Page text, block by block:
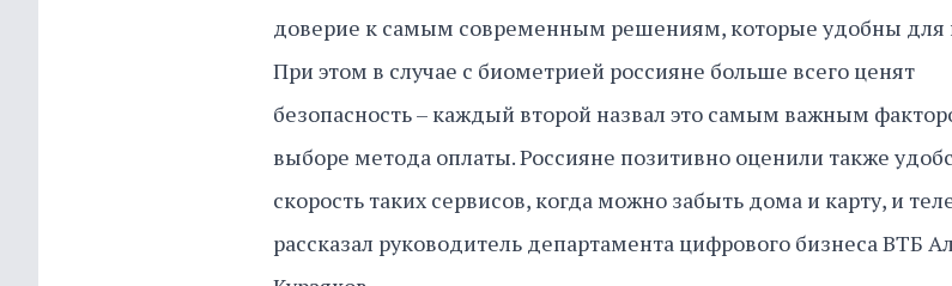
доверие к самым современным решениям, которые удобны для
При этом в случае с биометрией россияне больше всего ценят
безопасность – каждый второй назвал это самым важным
выборе метода оплаты. Россияне позитивно оценили также
скорость таких сервисов, когда можно забыть дома и карту, и
рассказал руководитель департамента цифрового бизнеса ВТБ